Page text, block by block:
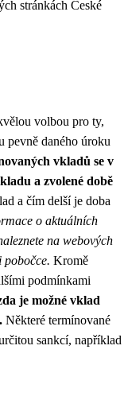
stránkách České
volbou pro ty,
pevně daného úroku
vkladů se v
a zvolené době
a čím delší je doba
o aktuálních
na webových
pobočce. Kromě
podmínkami
je možné vklad
Některé termínované
sankcí, například